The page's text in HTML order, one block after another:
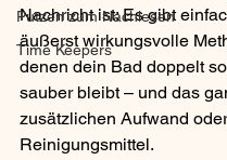
Putzen zum Nachlesen
Time Keepers
Nachricht ist: Es gibt
äußerst wirkungsvolle
denen dein Bad doppelt
sauber bleibt – und das
zusätzlichen Aufwand
Reinigungsmittel.